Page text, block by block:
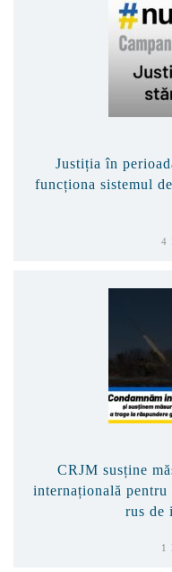
Justiția în
funcționa sistemul
4
CRJM susține
internațională pentru
rus de
1